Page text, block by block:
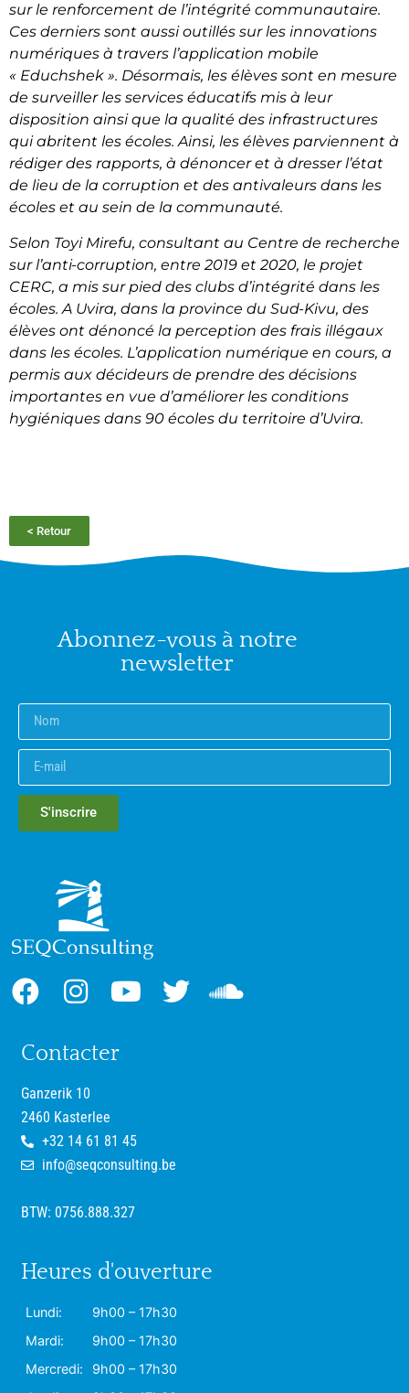
sur le renforcement de l’intégrité communautaire.
Ces derniers sont aussi outillés sur les innovations
numériques à travers l’application mobile
« Educhshek ». Désormais, les élèves sont en mesure
de surveiller les services éducatifs mis à leur
disposition ainsi que la qualité des infrastructures
qui abritent les écoles. Ainsi, les élèves parviennent à
rédiger des rapports, à dénoncer et à dresser l’état
de lieu de la corruption et des antivaleurs dans les
écoles et au sein de la communauté.
Selon Toyi Mirefu, consultant au Centre de recherche
sur l’anti-corruption, entre 2019 et 2020, le projet
CERC, a mis sur pied des clubs d’intégrité dans les
écoles. A Uvira, dans la province du Sud-Kivu, des
élèves ont dénoncé la perception des frais illégaux
dans les écoles. L’application numérique en cours, a
permis aux décideurs de prendre des décisions
importantes en vue d’améliorer les conditions
hygiéniques dans 90 écoles du territoire d’Uvira.
< Retour
Abonnez-vous à notre
newsletter
S'inscrire
Contacter
Ganzerik 10
2460 Kasterlee
+32 14 61 81 45
info@seqconsulting.be
BTW: 0756.888.327
Heures d'ouverture
Lundi:
9h00 – 17h30
Mardi:
9h00 – 17h30
Mercredi:
9h00 – 17h30